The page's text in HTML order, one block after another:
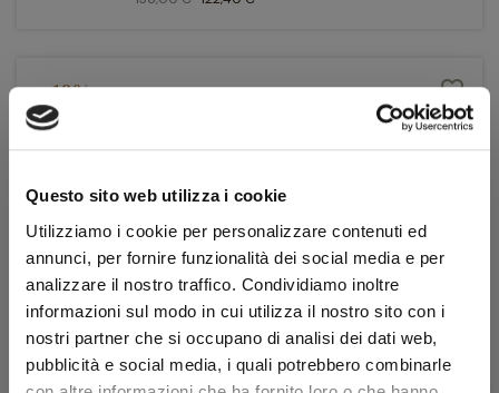
Questo sito web utilizza i cookie
Utilizziamo i cookie per personalizzare contenuti ed
annunci, per fornire funzionalità dei social media e per
analizzare il nostro traffico. Condividiamo inoltre
informazioni sul modo in cui utilizza il nostro sito con i
nostri partner che si occupano di analisi dei dati web,
pubblicità e social media, i quali potrebbero combinarle
-10%
PIPA VAUEN LIME 783 LOVAT
146,00 € 131,40 €
favorite_border
-10% Pipe Vauen
PIPA VAUEN NEW YORK 127 BILLIARD -
VERA ARMY ARGENTO
favorite_border